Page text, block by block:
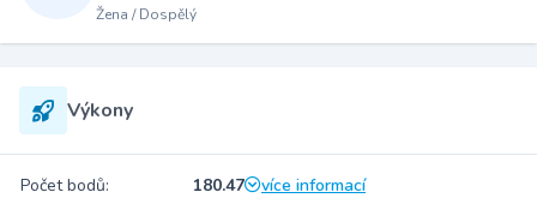
Žena / Dospělý
Výkony
Počet bodů: 180.47
více informací